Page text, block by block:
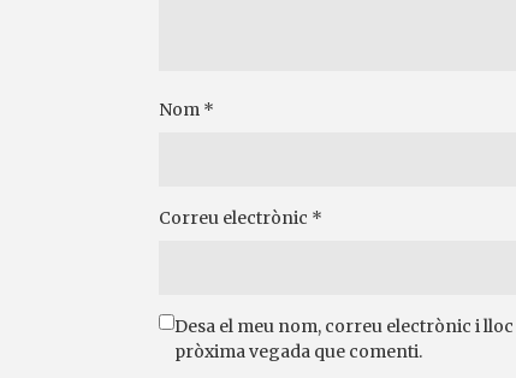
Nom *
Correu electrònic *
Desa el meu nom, correu electrònic i
pròxima vegada que comenti.